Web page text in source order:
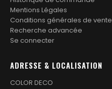
Mentions Légales
Conditions générales de vente
Recherche advancée
Se connecter
ADRESSE & LOCALISATION
COLOR DECO